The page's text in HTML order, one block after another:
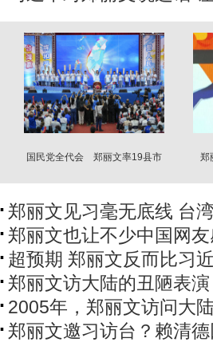
国民党全代会 郑丽文率19县市
郑
郑丽文见习毫无底线 台
郑丽文也让不少中国网
超预期 郑丽文反而比习
郑丽文访大陆的丑陋表演
2005年，郑丽文访问大
郑丽文邀习访台？赖清